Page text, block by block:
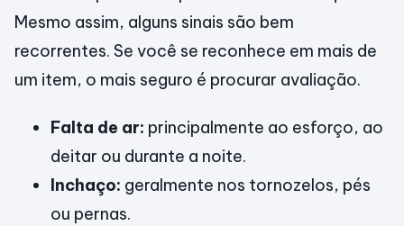
Mesmo assim, alguns sinais são bem
recorrentes. Se você se reconhece em mais de
um item, o mais seguro é procurar avaliação.
Falta de ar: principalmente ao esforço, ao
deitar ou durante a noite.
Inchaço: geralmente nos tornozelos, pés
ou pernas.